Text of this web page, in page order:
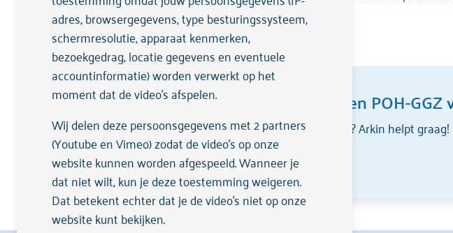
Ontdek de voordelen van een POH-GGZ
Overweeg je een POH-GGZ in je praktijk? Arkin helpt graag!
Bekijk de folder
adres, browsergegevens, type besturingssysteem,
schermresolutie, apparaat kenmerken,
bezoekgedrag, locatie gegevens en eventuele
accountinformatie) worden verwerkt op het
moment dat de video's afspelen.
Wij delen deze persoonsgegevens met 2 partners
(Youtube en Vimeo) zodat de video's op onze
website kunnen worden afgespeeld. Wanneer je
dat niet wilt, kun je deze toestemming weigeren.
Dat betekent echter dat je de video’s niet op onze
website kunt bekijken.